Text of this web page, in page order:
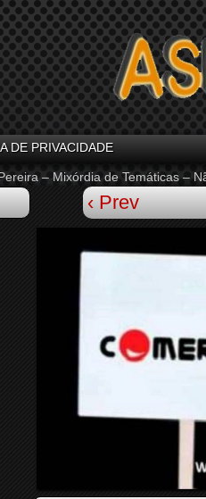
DE PRIVACIDADE
– Mixórdia de Temáticas –
‹ Prev